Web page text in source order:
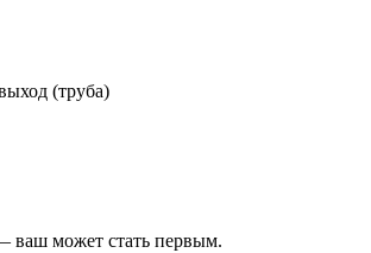
(труба)
ваш может стать первым.